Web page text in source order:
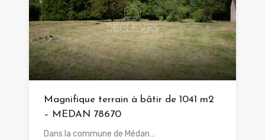
Magnifique terrain à bâtir de 1041 m2
– MEDAN 78670
Dans la commune de Médan…